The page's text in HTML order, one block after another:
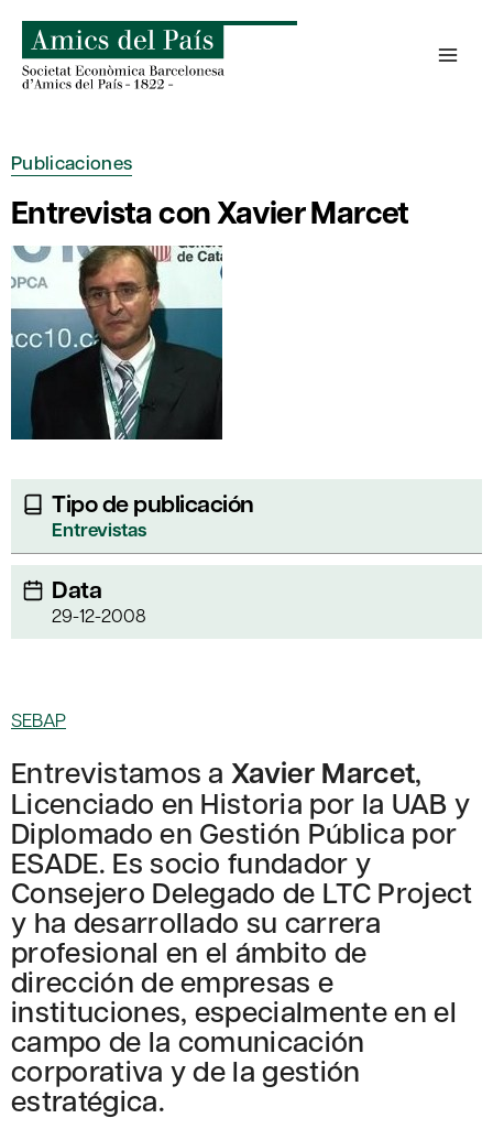
contenido
Publicaciones
Entrevista con Xavier Marcet
Tipo de publicación
Entrevistas
Data
29-12-2008
SEBAP
Entrevistamos a Xavier Marcet,
Licenciado en Historia por la UAB y
Diplomado en Gestión Pública por
ESADE. Es socio fundador y
Consejero Delegado de LTC Project
y ha desarrollado su carrera
profesional en el ámbito de
dirección de empresas e
instituciones, especialmente en el
campo de la comunicación
corporativa y de la gestión
estratégica.